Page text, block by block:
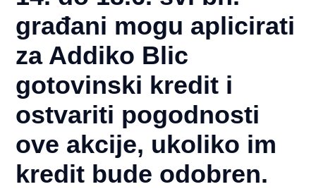
građani mogu aplicirati
za Addiko Blic
gotovinski kredit i
ostvariti pogodnosti
ove akcije, ukoliko im
kredit bude odobren.